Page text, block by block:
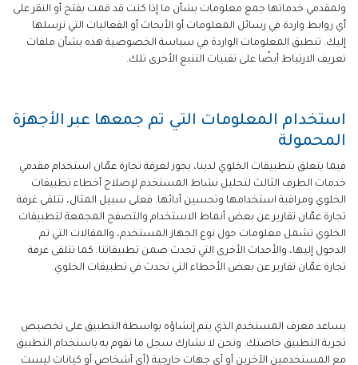
ولمقدمي خدماتها جمع معلومات بشأن ما إذا كنت قد قمت بفتح أو النقر على
أي روابط واردة في رسائل المعلومات أو الأبحاث أو الفعاليات التي نرسلها
إليك. تنطبق المعلومات الواردة في سياسة الخصوصية هذه بشأن ملفات
تعريف الارتباط أيضًا على تقنيات التتبع الأخرى تلك.
استخدام المعلومات التي تم جمعها عبر الأجهزة
المحمولة
فيما يتعلق بتطبيقات الخلوي لدينا، يجوز لغرفة تجارة عمّان استخدام مقدمي
خدمات الطرف الثالث لتحليل نشاط المستخدم لإصلاح أخطاء تطبيقات
الخلوي ومراقبة استخدامها وتحسين أدائها. فعلى سبيل المثال، تتلقى غرفة
تجارة عمّان تقارير عن بعض أنماط الاستخدام والتصفح المجمعة لتطبيقات
الخلوي تشمل معلومات حول نوع الجهاز المستخدم، والمقالات التي تم
الدخول إليها، والأحداث الأخرى التي تحدث ضمن تطبيقاتنا. كما تتلقى غرفة
تجارة عمّان تقارير عن بعض الأخطاء التي تحدث في تطبيقات الخلوي.
يساعد معرف المستخدم الذي يتم إنشاؤه بواسطة التطبيق على تخصيص
تجربة التطبيق خاصتك. ونحن لا نشارك سجل ما تقوم به باستخدام التطبيق
مع المستخدمين الآخرين أو أي جهات خارجية (أي أشخاص أو كيانات ليست